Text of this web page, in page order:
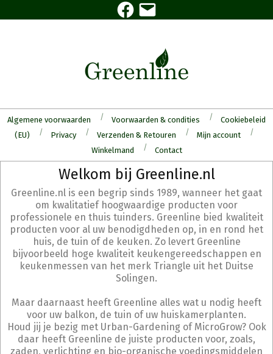
to
Facebook
E-
mail
Algemene voorwaarden Voorwaarden & condities
Cookiebeleid
(EU)
Privacy Verzenden & Retouren
Mijn account
Winkelmand
Contact
Menu
Welkom bij Greenline.nl
Greenline.nl is een begrip sinds 1989, wanneer het gaat
om kwalitatief hoogwaardige producten voor
professionele en thuis tuinders. Greenline bied kwaliteit
producten voor al uw benodigdheden op, in en rond het
huis, de tuin of de keuken. Zo levert Greenline
bijvoorbeeld hoge kwaliteit keukengereedschappen en
keukenmessen van het merk Triangle uit het Duitse
Solingen.
Maar daarnaast heeft Greenline alles wat u nodig heeft
voor uw balkon, de tuin of uw huiskamerplanten.
Houd jij je bezig met Urban-Gardening of MicroGrow? Ook
daar heeft Greenline de juiste producten voor, zoals,
zaden, verlichting en bio-organische voedingsmiddelen